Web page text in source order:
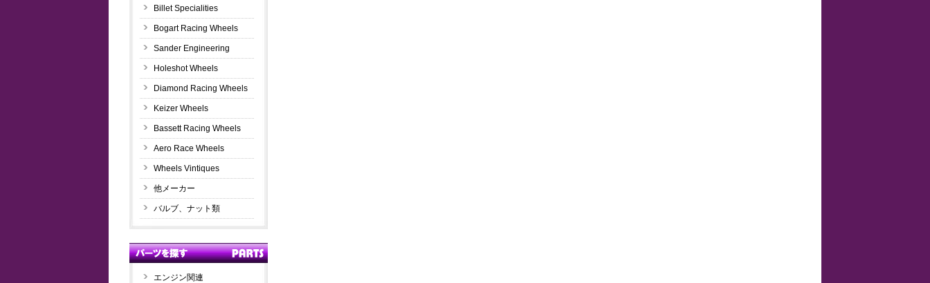
Billet Specialities
Bogart Racing Wheels
Sander Engineering
Holeshot Wheels
Diamond Racing Wheels
Keizer Wheels
Bassett Racing Wheels
Aero Race Wheels
Wheels Vintiques
他メーカー
バルブ、ナット類
エンジン関連